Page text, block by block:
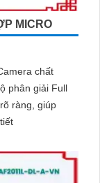
MICRO
chất
ràng, giúp